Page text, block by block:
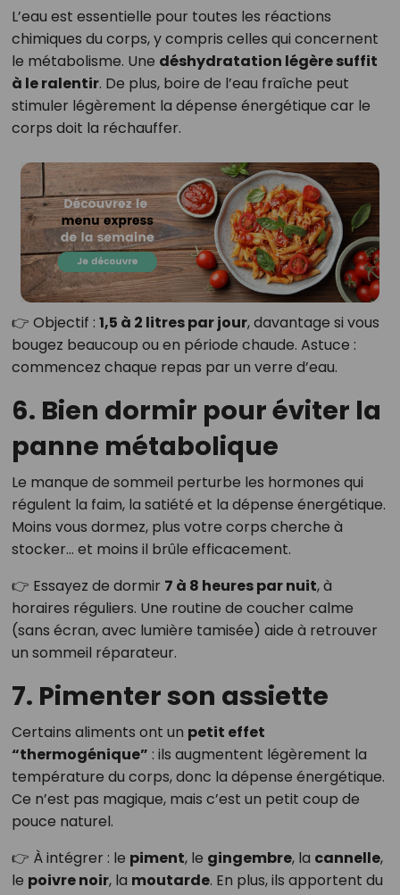
L’eau est essentielle pour toutes les réactions
chimiques du corps, y compris celles qui concernent
le métabolisme. Une déshydratation légère suffit
à le ralentir. De plus, boire de l’eau fraîche peut
stimuler légèrement la dépense énergétique car le
corps doit la réchauffer.
👉 Objectif : 1,5 à 2 litres par jour, davantage si vous
bougez beaucoup ou en période chaude. Astuce :
commencez chaque repas par un verre d’eau.
6. Bien dormir pour éviter la
panne métabolique
Le manque de sommeil perturbe les hormones qui
régulent la faim, la satiété et la dépense énergétique.
Moins vous dormez, plus votre corps cherche à
stocker… et moins il brûle efficacement.
👉 Essayez de dormir 7 à 8 heures par nuit, à
horaires réguliers. Une routine de coucher calme
(sans écran, avec lumière tamisée) aide à retrouver
un sommeil réparateur.
7. Pimenter son assiette
Certains aliments ont un petit effet
“thermogénique” : ils augmentent légèrement la
température du corps, donc la dépense énergétique.
Ce n’est pas magique, mais c’est un petit coup de
pouce naturel.
👉 À intégrer : le piment, le gingembre, la cannelle,
le poivre noir, la moutarde. En plus, ils apportent du